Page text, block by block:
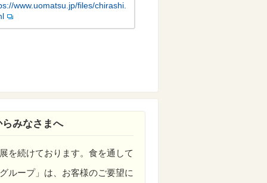
www.uomatsu.jp/files/chirashi.
らみなさまへ
を続けております。食を通して
ループ」は、お客様のご要望に